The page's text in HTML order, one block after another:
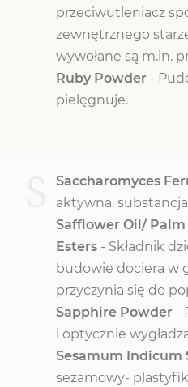
przeciwutleniacz
zewnętrznego
wywołane są m.in.
Ruby Powder -
pielęgnuje.
Saccharomyces
aktywna,
Safflower Oil/
Esters - Składnik
budowie dociera w
przyczynia się do
Sapphire Powder -
i optycznie
Sesamum Indicum
sezamowy-